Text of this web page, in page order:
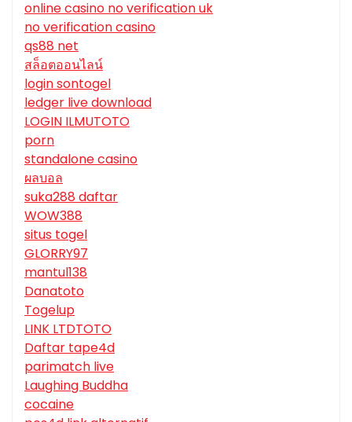
online casino no verification uk
no verification casino
qs88 net
สล็อตออนไลน์
login sontogel
ledger live download
LOGIN ILMUTOTO
porn
standalone casino
ผลบอล
suka288 daftar
WOW388
situs togel
GLORRY97
mantul138
Danatoto
Togelup
LINK LTDTOTO
Daftar tape4d
parimatch live
Laughing Buddha
cocaine